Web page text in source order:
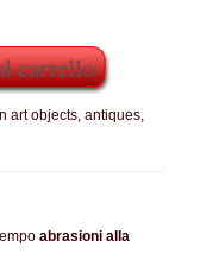
carrello
art objects, antiques,
abrasioni alla